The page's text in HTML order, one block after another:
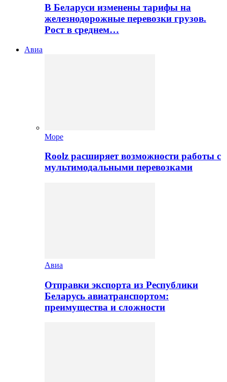
В Беларуси изменены тарифы на
железнодорожные перевозки грузов.
Рост в среднем…
Авиа
Море
Roolz расширяет возможности работы с
мультимодальными перевозками
Авиа
Отправки экспорта из Республики
Беларусь авиатранспортом:
преимущества и сложности